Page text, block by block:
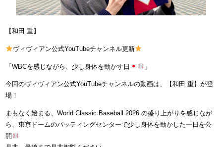
【和田 重】
ヴィヴィアン公式YouTubeチャンネル更新
「WBCを感じながら、少し身体を動かす日 」
今回のヴィヴィアン公式YouTubeチャンネルの動画は、【和田 重】が登
場！
まもなく始まる、World Classic Baseball 2026 の盛り上がりを感じなが
ら、東京ドームのバッティングセンターで少し身体を動かした一日を公
開